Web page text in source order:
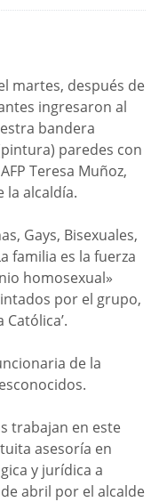
martes, después de
ingresaron al
bandera
paredes con
Teresa Muñoz,
la alcaldía.
Gays, Bisexuales,
familia es la fuerza
homosexual»
por el grupo,
de la
trabajan en este
asesoría en
y jurídica a
abril por el alcalde